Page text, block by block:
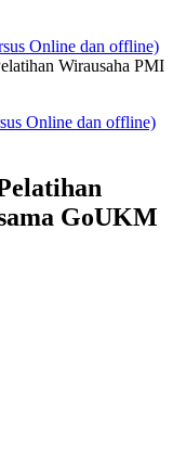
Online dan offline)
Wirausaha PMI
Online dan offline)
GoUKM